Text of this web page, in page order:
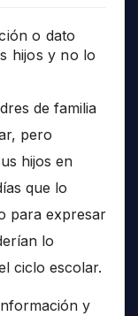
o dato
hijos y no lo
de familia
pero
hijos en
que lo
para expresar
lo
ciclo escolar.
y